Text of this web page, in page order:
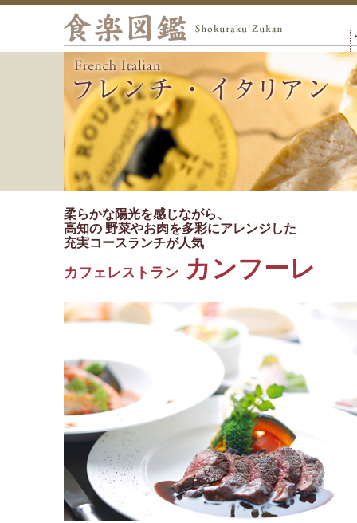
柔らかな陽光を感じながら、
高知の 野菜やお肉を多彩にアレンジした
充実コースランチが人気
カフェレストラン カンフーレ